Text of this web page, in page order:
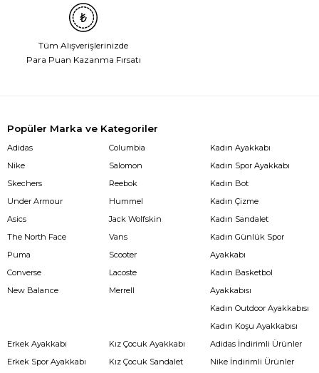
Tüm Alışverişlerinizde
Para Puan Kazanma Fırsatı
Popüler Marka ve Kategoriler
Adidas
Nike
Skechers
Under Armour
Asics
The North Face
Puma
Converse
New Balance
Columbia
Salomon
Reebok
Hummel
Jack Wolfskin
Vans
Scooter
Lacoste
Merrell
Kadın Ayakkabı
Kadın Spor Ayakkabı
Kadın Bot
Kadın Çizme
Kadın Sandalet
Kadın Günlük Spor
Ayakkabı
Kadın Basketbol
Ayakkabısı
Kadın Outdoor Ayakkabısı
Kadın Koşu Ayakkabısı
Erkek Ayakkabı
Erkek Spor Ayakkabı
Kız Çocuk Ayakkabı
Kız Çocuk Sandalet
Adidas İndirimli Ürünler
Nike İndirimli Ürünler